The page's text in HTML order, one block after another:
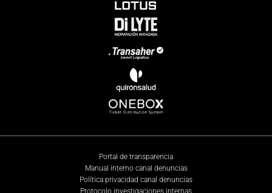
Portal de transparencia
Manual interno canal denuncias
Política privacidad canal denuncias
Protocolo investigaciones internas